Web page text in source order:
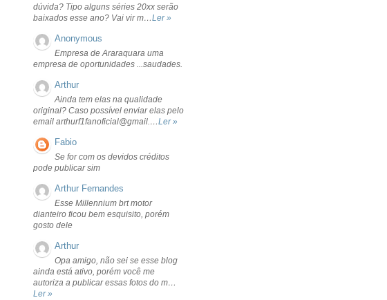
dúvida? Tipo alguns séries 20xx serão
baixados esse ano? Vai vir m…Ler »
Anonymous
Empresa de Araraquara uma
empresa de oportunidades ...saudades.
Arthur
Ainda tem elas na qualidade
original? Caso possível enviar elas pelo
email arthurf1fanoficial@gmail.…Ler »
Fabio
Se for com os devidos créditos
pode publicar sim
Arthur Fernandes
Esse Millennium brt motor
dianteiro ficou bem esquisito, porém
gosto dele
Arthur
Opa amigo, não sei se esse blog
ainda está ativo, porém você me
autoriza a publicar essas fotos do m…
Ler »